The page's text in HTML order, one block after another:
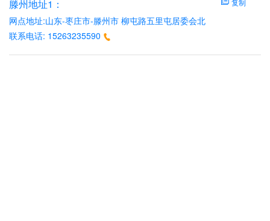
滕州地址1： 复制
网点地址:山东-枣庄市-滕州市 柳屯路五里屯居委会北
联系电话: 15263235590